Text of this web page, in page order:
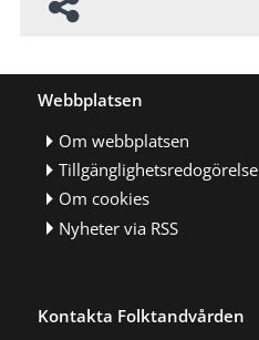
Webbplatsen
Om webbplatsen
Tillgänglighetsredogörelse
Om cookies
Nyheter via RSS
Kontakta Folktandvården